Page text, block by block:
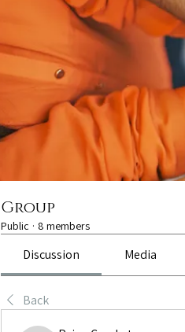
Group
Public · 8 members
Discussion Media
Back